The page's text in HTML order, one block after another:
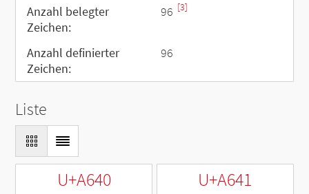
Anzahl belegter
Zeichen:
96 [3]
Anzahl definierter
Zeichen:
96
Liste
U+A640 U+A641